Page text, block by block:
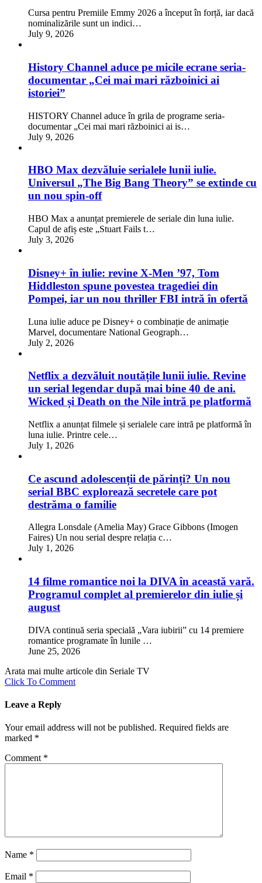
Cursa pentru Premiile Emmy 2026 a început în forță, iar dacă
nominalizările sunt un indici…
July 9, 2026
History Channel aduce pe micile ecrane seria-
documentar „Cei mai mari războinici ai
istoriei”
HISTORY Channel aduce în grila de programe seria-
documentar „Cei mai mari războinici ai is…
July 9, 2026
HBO Max dezvăluie serialele lunii iulie.
Universul „The Big Bang Theory” se extinde cu
un nou spin-off
HBO Max a anunțat premierele de seriale din luna iulie.
Capul de afiș este „Stuart Fails t…
July 3, 2026
Disney+ în iulie: revine X-Men ’97, Tom
Hiddleston spune povestea tragediei din
Pompei, iar un nou thriller FBI intră în ofertă
Luna iulie aduce pe Disney+ o combinație de animație
Marvel, documentare National Geograph…
July 2, 2026
Netflix a dezvăluit noutățile lunii iulie. Revine
un serial legendar după mai bine 40 de ani.
Wicked și Death on the Nile intră pe platformă
Netflix a anunțat filmele și serialele care intră pe platformă în
luna iulie. Printre cele…
July 1, 2026
Ce ascund adolescenții de părinți? Un nou
serial BBC explorează secretele care pot
destrăma o familie
Allegra Lonsdale (Amelia May) Grace Gibbons (Imogen
Faires) Un nou serial despre relația c…
July 1, 2026
14 filme romantice noi la DIVA în această vară.
Programul complet al premierelor din iulie și
august
DIVA continuă seria specială „Vara iubirii” cu 14 premiere
romantice programate în lunile …
June 25, 2026
Arata mai multe articole din Seriale TV
Click To Comment
Leave a Reply
Your email address will not be published. Required fields are
marked *
Comment *
Name *
Email *